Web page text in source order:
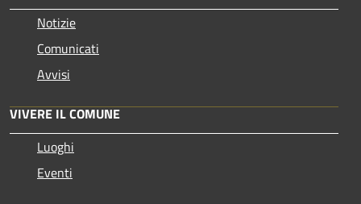
Notizie
Comunicati
Avvisi
VIVERE IL COMUNE
Luoghi
Eventi